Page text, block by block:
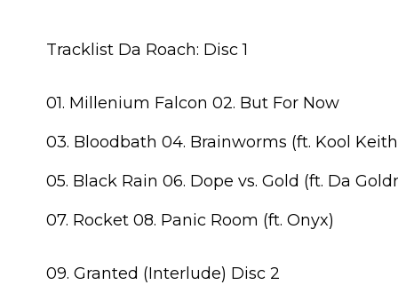
Tracklist Da Roach: Disc 1
01. Millenium Falcon 02. But For Now
03. Bloodbath 04. Brainworms (ft. Kool
05. Black Rain 06. Dope vs. Gold (ft. Da
07. Rocket 08. Panic Room (ft. Onyx)
09. Granted (Interlude) Disc 2